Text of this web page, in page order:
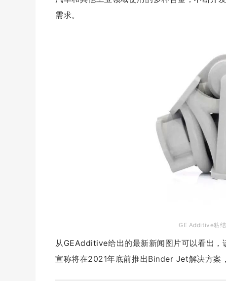
需求。
G E Additive粘
从GEAdditive给出的最新新闻图片可以看出
宣称将在2021年底前推出Binder Jet解决方案